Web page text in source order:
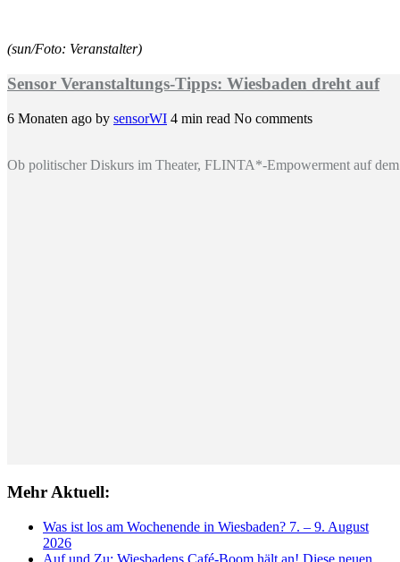
(sun/Foto: Veranstalter)
Sensor Veranstaltungs-Tipps: Wiesbaden dreht auf
6 Monaten ago by sensorWI 4 min read No comments
Ob politischer Diskurs im Theater, FLINTA*-Empowerment auf
Mehr Aktuell:
Was ist los am Wochenende in Wiesbaden? 7. – 9. August
2026
Auf und Zu: Wiesbadens Café-Boom hält an! Diese neuen